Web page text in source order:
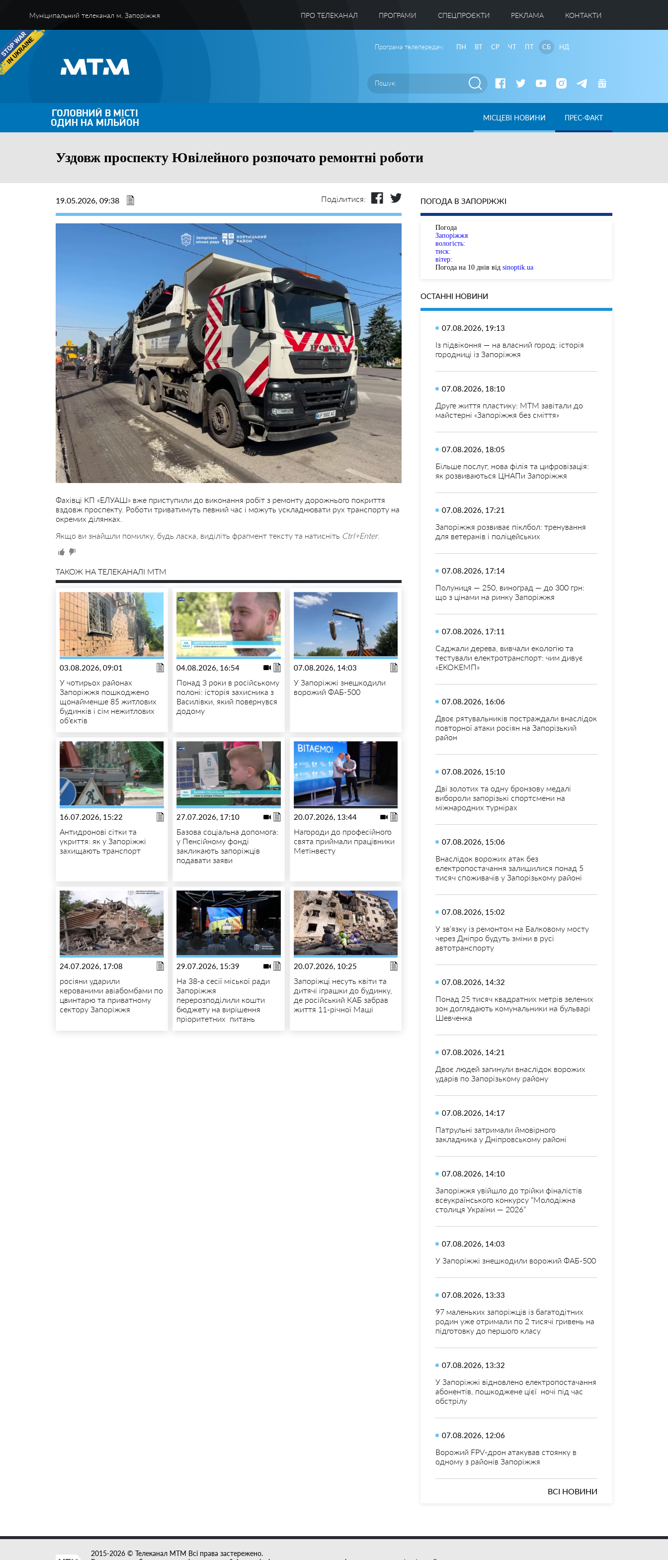
Муніципальний телеканал м. Запоріжжя ПРО ТЕЛЕКАНАЛ ПРОГРАМИ CПЕЦПРОЄКТИ РЕКЛАМА КОНТАКТИ
Програма телепередач: ПН ВТ СР ЧТ ПТ СБ НД
ГОЛОВНИЙ В МІСТІ
ОДИН НА МІЛЬЙОН МІСЦЕВІ НОВИНИ ПРЕС-ФАКТ
Уздовж проспекту Ювілейного розпочато ремонтні роботи
19.05.2026, 09:38 Поділитися:
Фахівці КП «ЕЛУАШ» вже приступили до виконання робіт з ремонту дорожнього покриття
вздовж проспекту. Роботи триватимуть певний час і можуть ускладнювати рух транспорту на
окремих ділянках.
Якщо ви знайшли помилку, будь ласка, виділіть фрагмент тексту та натисніть Ctrl+Enter.
ТАКОЖ НА ТЕЛЕКАНАЛІ MTM
03.08.2026, 09:01
У чотирьох районах
Запоріжжя пошкоджено
щонайменше 85 житлових
будинків і сім нежитлових
об’єктів
04.08.2026, 16:54
Понад 3 роки в російському
полоні: історія захисника з
Василівки, який повернувся
додому
07.08.2026, 14:03
У Запоріжжі знешкодили
ворожий ФАБ-500
16.07.2026, 15:22
Антидронові сітки та
укриття: як у Запоріжжі
захищають транспорт
27.07.2026, 17:10
Базова соціальна допомога:
у Пенсійному фонді
закликають запоріжців
подавати заяви
20.07.2026, 13:44
Нагороди до професійного
свята приймали працівники
Метінвесту
24.07.2026, 17:08
росіяни ударили
керованими авіабомбами по
цвинтарю та приватному
сектору Запоріжжя
29.07.2026, 15:39
На 38-а сесії міської ради
Запоріжжя
перерозподілили кошти
бюджету на вирішення
пріоритетних питань
20.07.2026, 10:25
Запоріжці несуть квіти та
дитячі іграшки до будинку,
де російський КАБ забрав
життя 11-річної Маші
ПОГОДА В ЗАПОРІЖЖІ
Погода
Запоріжжя
вологість:
тиск:
вітер:
Погода на 10 днів від sinoptik.ua
ОСТАННІ НОВИНИ
07.08.2026, 19:13
Із підвіконня — на власний город: історія
городниці із Запоріжжя
07.08.2026, 18:10
Друге життя пластику: МТМ завітали до
майстерні «Запоріжжя без сміття»
07.08.2026, 18:05
Більше послуг, нова філія та цифровізація:
як розвиваються ЦНАПи Запоріжжя
07.08.2026, 17:21
Запоріжжя розвиває піклбол: тренування
для ветеранів і поліцейських
07.08.2026, 17:14
Полуниця — 250, виноград — до 300 грн:
що з цінами на ринку Запоріжжя
07.08.2026, 17:11
Саджали дерева, вивчали екологію та
тестували електротранспорт: чим дивує
«ЕКОКЕМП»
07.08.2026, 16:06
Двоє рятувальників постраждали внаслідок
повторної атаки росіян на Запорізький
район
07.08.2026, 15:10
Дві золотих та одну бронзову медалі
вибороли запорізькі спортсмени на
міжнародних турнірах
07.08.2026, 15:06
Внаслідок ворожих атак без
електропостачання залишилися понад 5
тисяч споживачів у Запорізькому районі
07.08.2026, 15:02
У зв’язку із ремонтом на Балковому мосту
через Дніпро будуть зміни в русі
автотранспорту
07.08.2026, 14:32
Понад 25 тисяч квадратних метрів зелених
зон доглядають комунальники на бульварі
Шевченка
07.08.2026, 14:21
Двоє людей загинули внаслідок ворожих
ударів по Запорізькому району
07.08.2026, 14:17
Патрульні затримали ймовірного
закладника у Дніпровському районі
07.08.2026, 14:10
Запоріжжя увійшло до трійки фіналістів
всеукраїнського конкурсу “Молодіжна
столиця України — 2026”
07.08.2026, 14:03
У Запоріжжі знешкодили ворожий ФАБ-500
07.08.2026, 13:33
97 маленьких запоріжців із багатодітних
родин уже отримали по 2 тисячі гривень на
підготовку до першого класу
07.08.2026, 13:32
У Запоріжжі відновлено електропостачання
абонентів, пошкоджене цієї ночі під час
обстрілу
07.08.2026, 12:06
Ворожий FPV-дрон атакував стоянку в
одному з районів Запоріжжя
ВСІ НОВИНИ
2015-2026 © Телеканал MTM Всі права застережено.